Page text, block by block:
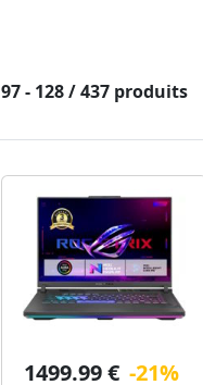
97 - 128 / 437 produits
1499.99 € -21%